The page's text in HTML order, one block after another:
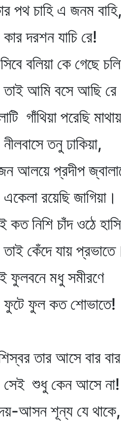
চাহি এ জনম বাহি,
যাচি রে!
কে গেছে
বসে আছি
গাঁথিয়া পরেছি মাথায়
তনু ঢাকিয়া,
প্রদীপ
জাগিয়া।
নিশি চাঁদ ওঠে
যায়
মধু সমীরণে
কত শোভাতে!
তার আসে বার
কেন আসে না!
শূন্য যে থাকে,